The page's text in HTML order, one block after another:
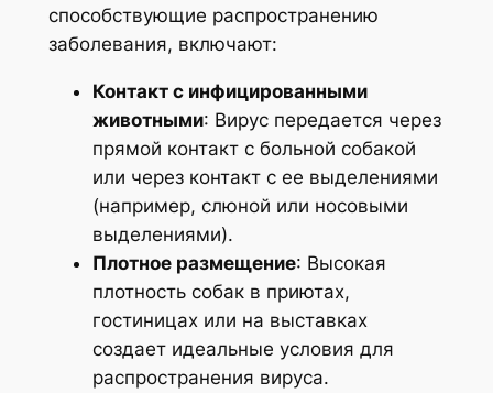
способствующие распространению
заболевания, включают:
Контакт с инфицированными
животными: Вирус передается через
прямой контакт с больной собакой
или через контакт с ее выделениями
(например, слюной или носовыми
выделениями).
Плотное размещение: Высокая
плотность собак в приютах,
гостиницах или на выставках
создает идеальные условия для
распространения вируса.